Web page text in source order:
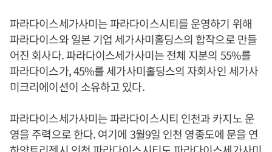
파라다이스세가사미는 파라다이스시티를 운영하기 위해
파라다이스와 일본 기업 세가사미홀딩스의 합작으로 만들
어진 회사다. 파라다이스세가사미는 전체 지분의 55%를
파라다이스가, 45%를 세가사미홀딩스의 자회사인 세가사
미크리에이션이 소유하고 있다.
파라다이스세가사미는 파라다이스시티 인천과 카지노 운
영을 주력으로 한다. 여기에 3월9일 인천 영종도에 문을 연